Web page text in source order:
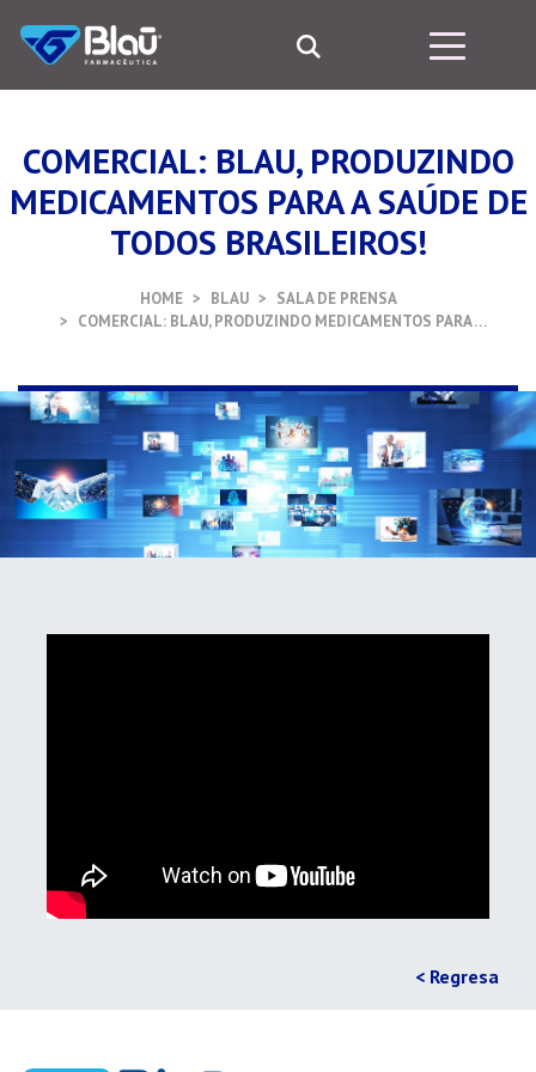
COMERCIAL: BLAU, PRODUZINDO
MEDICAMENTOS PARA A SAÚDE DE
TODOS BRASILEIROS!
HOME BLAU
SALA DE PRENSA
COMERCIAL: BLAU, PRODUZINDO MEDICAMENTOS PARA …
< Regresa